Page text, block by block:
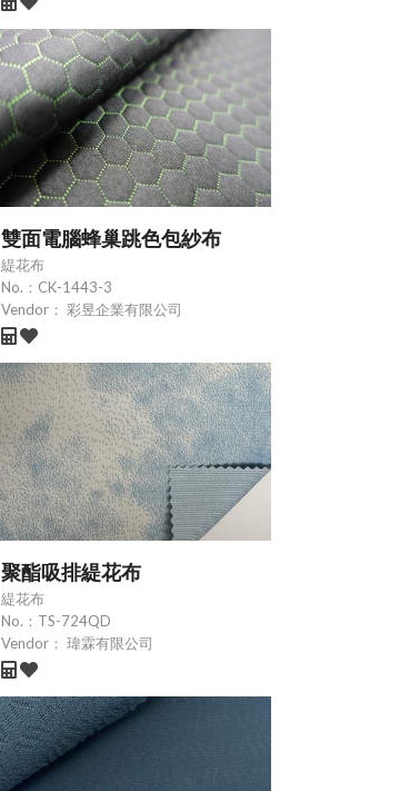
雙面電腦蜂巢跳色包紗布
緹花布
No.： CK-1443-3
Vendor： 彩昱企業有限公司
聚酯吸排緹花布
緹花布
No.： TS-724QD
Vendor： 瑋霖有限公司